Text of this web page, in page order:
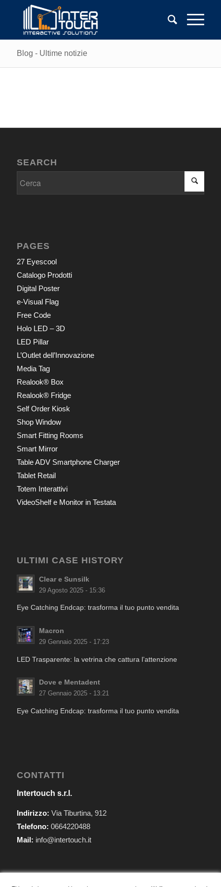
Blog - Ultime notizie
SEARCH
PAGES
27 Eyescool
Catalogo Prodotti
Digital Poster
e-Visual Flag
Free Code
Holo LED – 3D
LED Pillar
L’Outlet dell’Innovazione
Media Tag
Realook® Box
Realook® Fridge
Self Order Kiosk
Shop Window
Smart Fitting Rooms
Smart Mirror
Table ADV Smartphone Charger
Tablet Retail
Totem Interattivi
VideoShelf e Monitor in Testata
ULTIMI CASE HISTORY
Clear e Sunsilk
29 Agosto 2025 - 15:36
Eye Catching Endcap: trasforma il tuo punto vendita
Macron
29 Gennaio 2025 - 17:23
LED Trasparente: la vetrina che cattura l’attenzione
Dove e Mentadent
27 Gennaio 2025 - 13:21
Eye Catching Endcap: trasforma il tuo punto vendita
CONTATTI
Intertouch s.r.l.
Indirizzo: Via Tiburtina, 912
Telefono: 0664220488
Mail: info@intertouch.it